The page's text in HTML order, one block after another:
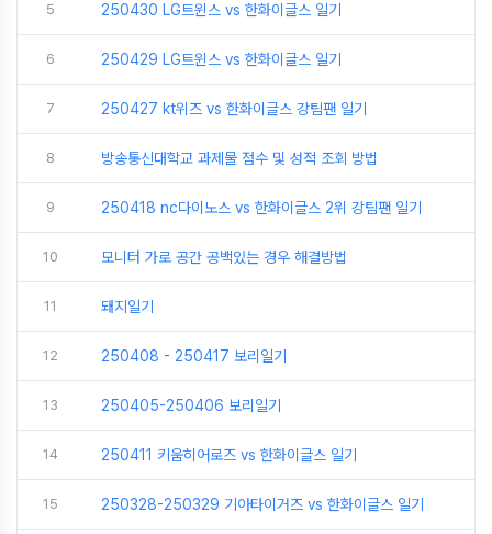
5 250430 LG트윈스 vs 한화이글스 일기
6 250429 LG트윈스 vs 한화이글스 일기
7 250427 kt위즈 vs 한화이글스 강팀팬 일기
8 방송통신대학교 과제물 점수 및 성적 조회 방법
9 250418 nc다이노스 vs 한화이글스 2위 강팀팬 일기
10 모니터 가로 공간 공백있는 경우 해결방법
11 돼지일기
12 250408 - 250417 보리일기
13 250405-250406 보리일기
14 250411 키움히어로즈 vs 한화이글스 일기
15 250328-250329 기아타이거즈 vs 한화이글스 일기